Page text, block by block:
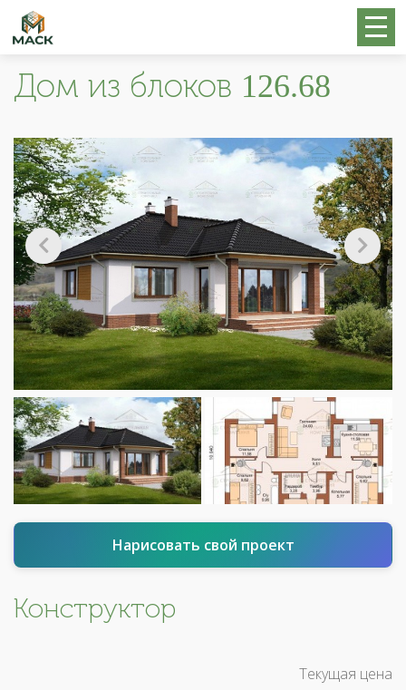
Дом из блоков 126.68
Нарисовать свой проект
Конструктор
Текущая цена